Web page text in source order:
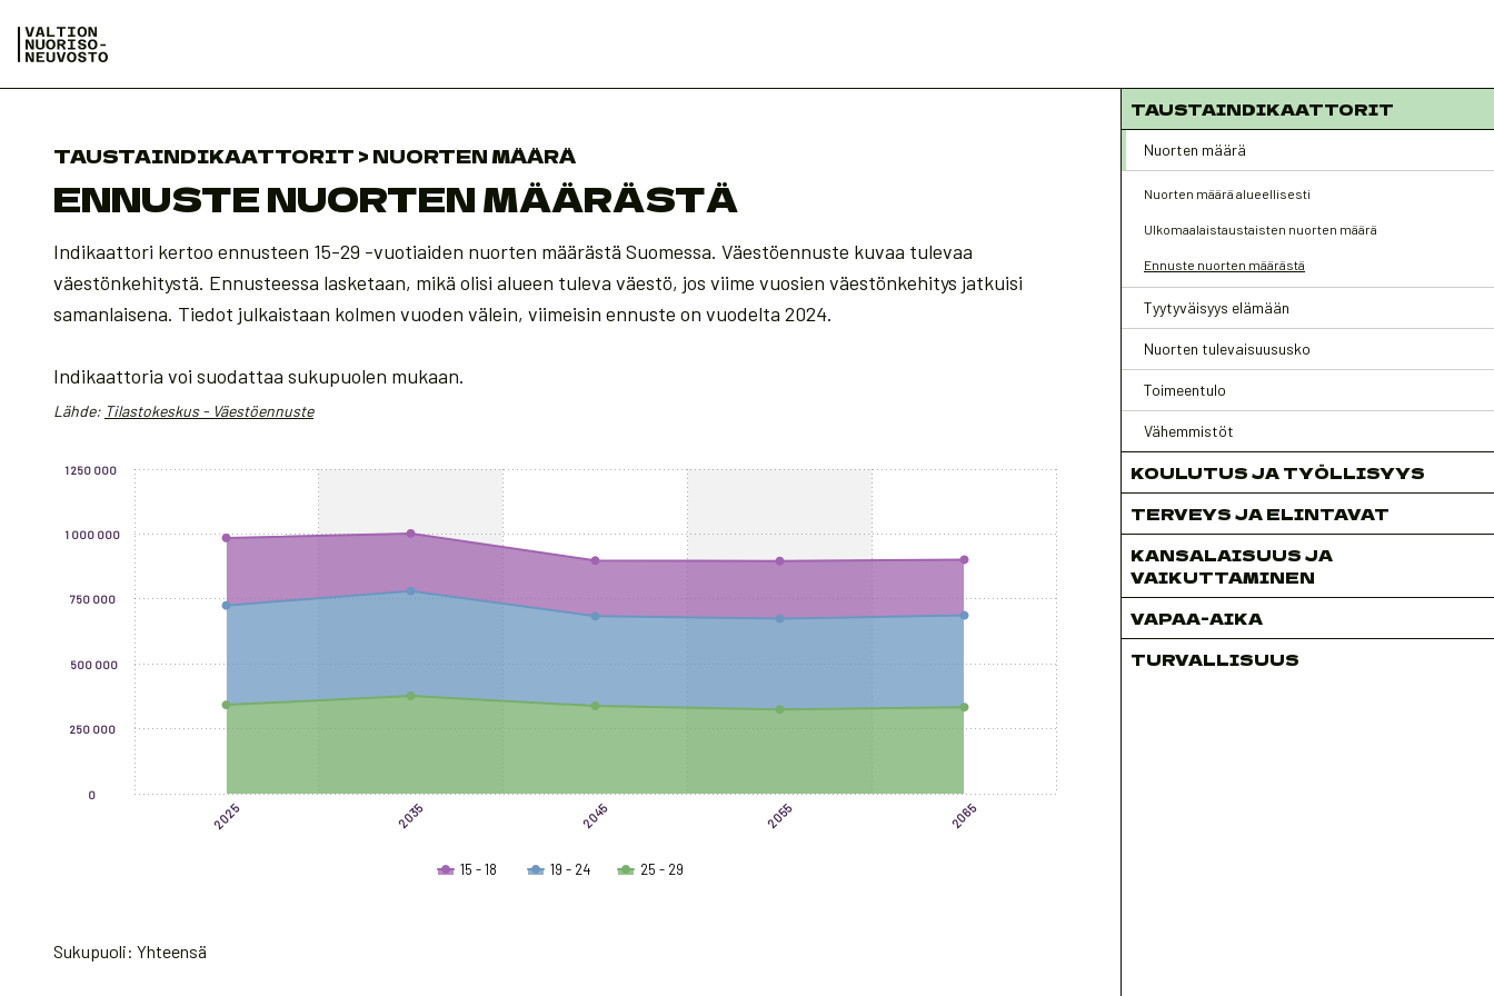
TAUSTAINDIKAATTORIT > NUORTEN MÄÄRÄ
ENNUSTE NUORTEN MÄÄRÄSTÄ
Indikaattori kertoo ennusteen 15-29 -vuotiaiden nuorten määrästä Suomessa. Väestöennuste kuvaa tulevaa
väestönkehitystä. Ennusteessa lasketaan, mikä olisi alueen tuleva väestö, jos viime vuosien väestönkehitys jatkuisi
samanlaisena. Tiedot julkaistaan kolmen vuoden välein, viimeisin ennuste on vuodelta 2024.
Indikaattoria voi suodattaa sukupuolen mukaan.
Lähde: Tilastokeskus - Väestöennuste
Chart
Chart with 3 data series.
The chart has 1 X axis displaying categories.
The chart has 1 Y axis displaying values. Data ranges from 324381 to 1002167.
2025 2035 2045 2055 2065
15 - 18 19 - 24 25 - 29
0
250 000
500 000
750 000
1 000 000
1 250 000
Sukupuoli: Yhteensä
TAUSTAINDIKAATTORIT
Nuorten määrä
Nuorten määrä alueellisesti
Ulkomaalaistaustaisten nuorten määrä
Ennuste nuorten määrästä
Tyytyväisyys elämään
Nuorten tulevaisuususko
Toimeentulo
Vähemmistöt
KOULUTUS JA TYÖLLISYYS
TERVEYS JA ELINTAVAT
KANSALAISUUS JA
VAIKUTTAMINEN
VAPAA-AIKA
TURVALLISUUS